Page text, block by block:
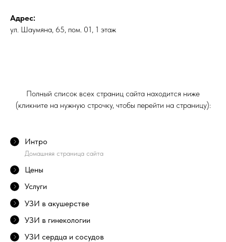
Адрес:
ул. Шаумяна, 65, пом. 01, 1 этаж
Полный список всех страниц сайта находится ниже
(кликните на нужную строчку, чтобы перейти на страницу):
Интро
Домашняя страница сайта
Цены
Услуги
УЗИ в акушерстве
УЗИ в гинекологии
УЗИ сердца и сосудов